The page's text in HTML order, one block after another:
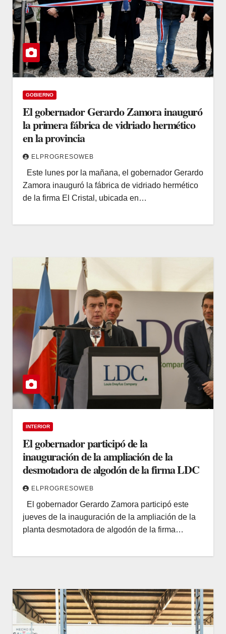
GOBIERNO
El gobernador Gerardo Zamora inauguró
la primera fábrica de vidriado hermético
en la provincia
ELPROGRESOWEB
Este lunes por la mañana, el gobernador Gerardo
Zamora inauguró la fábrica de vidriado hermético
de la firma El Cristal, ubicada en…
INTERIOR
El gobernador participó de la
inauguración de la ampliación de la
desmotadora de algodón de la firma LDC
ELPROGRESOWEB
El gobernador Gerardo Zamora participó este
jueves de la inauguración de la ampliación de la
planta desmotadora de algodón de la firma…